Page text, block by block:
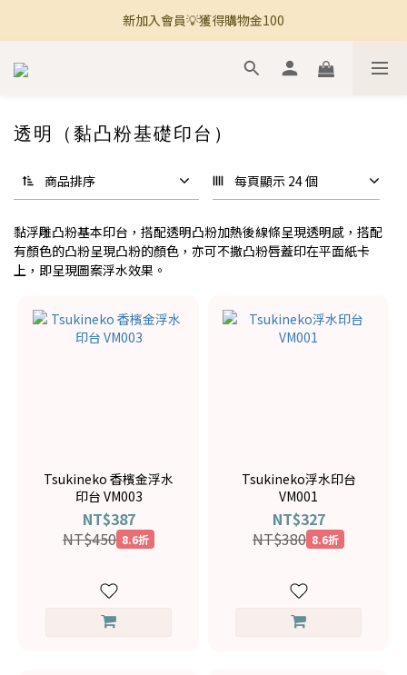
🚚 全館滿800免運 🚚
新加入會員💡獲得購物金100
🚚 全館滿800免運 🚚
透明（黏凸粉基礎印台）
商品排序 每頁顯示 24 個
黏浮雕凸粉基本印台，搭配透明凸粉加熱後線條呈現透明感，搭配
有顏色的凸粉呈現凸粉的顏色，亦可不撒凸粉唇蓋印在平面紙卡
上，即呈現圖案浮水效果。
Tsukineko 香檳金浮水
印台 VM003
NT$387
NT$450 8.6折
Tsukineko浮水印台
VM001
NT$327
NT$380 8.6折